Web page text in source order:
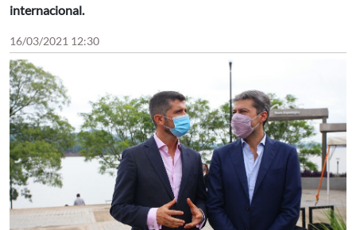
internacional.
16/03/2021 12:30